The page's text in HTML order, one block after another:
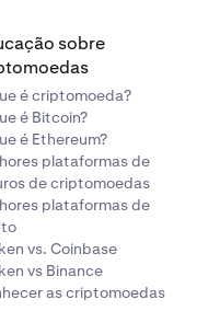
a média
bolsas de
uma perspetiva
minimizando a
preço ou flutuações
Frequentemente
estáveis em
sobre
é criptomoeda?
é Bitcoin?
é Ethereum?
plataformas de
de criptomoedas
plataformas de
vs. Coinbase
vs Binance
as criptomoedas